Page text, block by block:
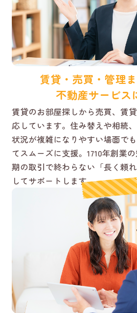
賃貸・売買・管理
不動産サービス
賃貸のお部屋探しから売買、賃
応しています。住み替えや相続、
状況が複雑になりやすい場面で
てスムーズに支援。1710年創業
期の取引で終わらない「長く頼
してサポートします。